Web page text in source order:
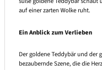
auf einer zarten Wolke ruht.
Ein Anblick zum Verlieben
Der goldene Teddybär und der
bezaubernde Szene, die die